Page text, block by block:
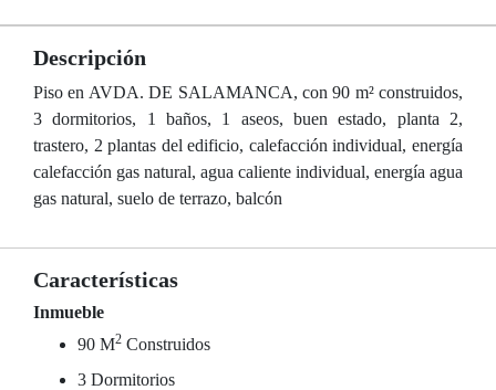
Descripción
Piso en AVDA. DE SALAMANCA, con 90 m² construidos,
3 dormitorios, 1 baños, 1 aseos, buen estado, planta 2,
trastero, 2 plantas del edificio, calefacción individual, energía
calefacción gas natural, agua caliente individual, energía agua
gas natural, suelo de terrazo, balcón
Características
Inmueble
90 M2 Construidos
3 Dormitorios